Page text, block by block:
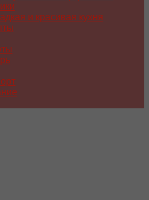
и красивая кухня